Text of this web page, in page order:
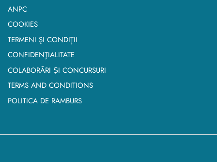
ANPC
COOKIES
TERMENI ŞI CONDIŢII
CONFIDENŢIALITATE
COLABORĂRI ȘI CONCURSURI
TERMS AND CONDITIONS
POLITICA DE RAMBURS